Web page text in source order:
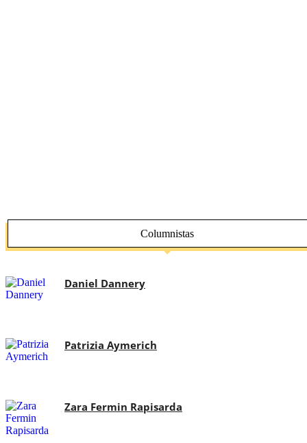
Columnistas
Daniel Dannery
Patrizia Aymerich
Zara Fermin Rapisarda